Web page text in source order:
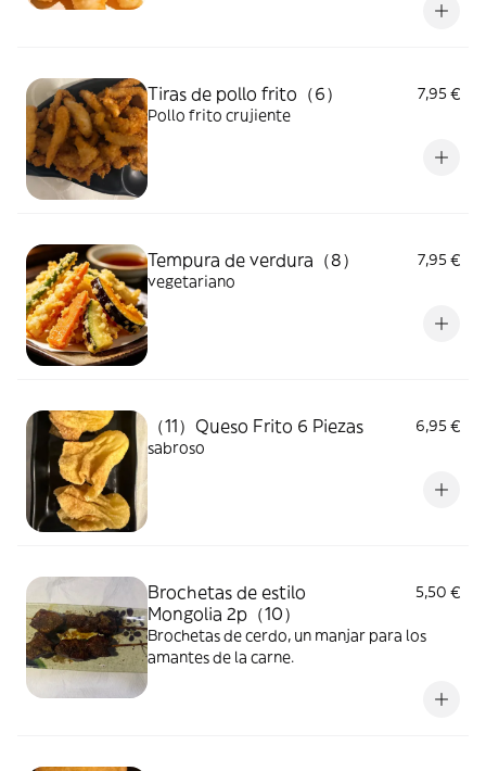
Tiras de pollo frito（6）
7,95 €
Pollo frito crujiente
Tempura de verdura（8）
7,95 €
vegetariano
（11）Queso Frito 6 Piezas
6,95 €
sabroso
Brochetas de estilo
Mongolia 2p（10）
5,50 €
Brochetas de cerdo, un manjar para los
amantes de la carne.